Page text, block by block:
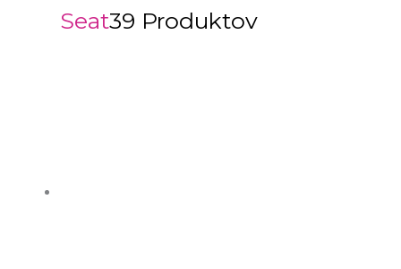
Seat39 Produktov